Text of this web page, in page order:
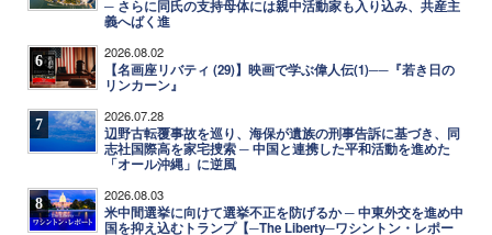
─ さらに同氏の支持母体には親中活動家も入り込み、共産主
義へばく進
6 2026.08.02
【名画座リバティ (29)】映画で学ぶ偉人伝(1)──『若き日の
リンカーン』
7 2026.07.28
辺野古転覆事故を巡り、海保が遺族の刑事告訴に基づき、同
志社国際高を家宅捜索 ─ 中国と連携した平和活動を進めた
「オール沖縄」に逆風
8 2026.08.03
米中間選挙に向けて選挙不正を防げるか ─ 中東外交を進め中
国を抑え込むトランプ【─The Liberty─ワシントン・レポー